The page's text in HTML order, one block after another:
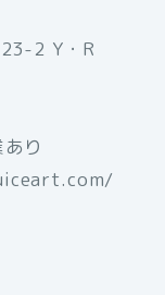
2 Y・R
り